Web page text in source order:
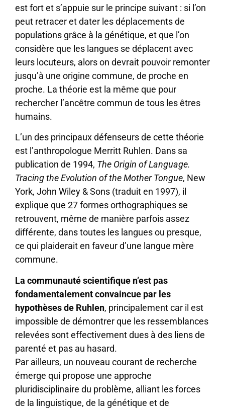
est fort et s’appuie sur le principe suivant : si l’on
peut retracer et dater les déplacements de
populations grâce à la génétique, et que l’on
considère que les langues se déplacent avec
leurs locuteurs, alors on devrait pouvoir remonter
jusqu’à une origine commune, de proche en
proche. La théorie est la même que pour
rechercher l’ancêtre commun de tous les êtres
humains.
L’un des principaux défenseurs de cette théorie
est l’anthropologue Merritt Ruhlen. Dans sa
publication de 1994, The Origin of Language.
Tracing the Evolution of the Mother Tongue, New
York, John Wiley & Sons (traduit en 1997), il
explique que 27 formes orthographiques se
retrouvent, même de manière parfois assez
différente, dans toutes les langues ou presque,
ce qui plaiderait en faveur d’une langue mère
commune.
La communauté scientifique n’est pas
fondamentalement convaincue par les
hypothèses de Ruhlen, principalement car il est
impossible de démontrer que les ressemblances
relevées sont effectivement dues à des liens de
parenté et pas au hasard.
Par ailleurs, un nouveau courant de recherche
émerge qui propose une approche
pluridisciplinaire du problème, alliant les forces
de la linguistique, de la génétique et de